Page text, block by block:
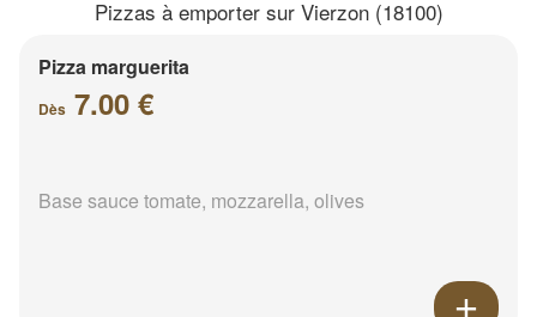
Pizzas à emporter sur Vierzon (18100)
Pizza marguerita
Dès 7.00 €
Base sauce tomate, mozzarella, olives